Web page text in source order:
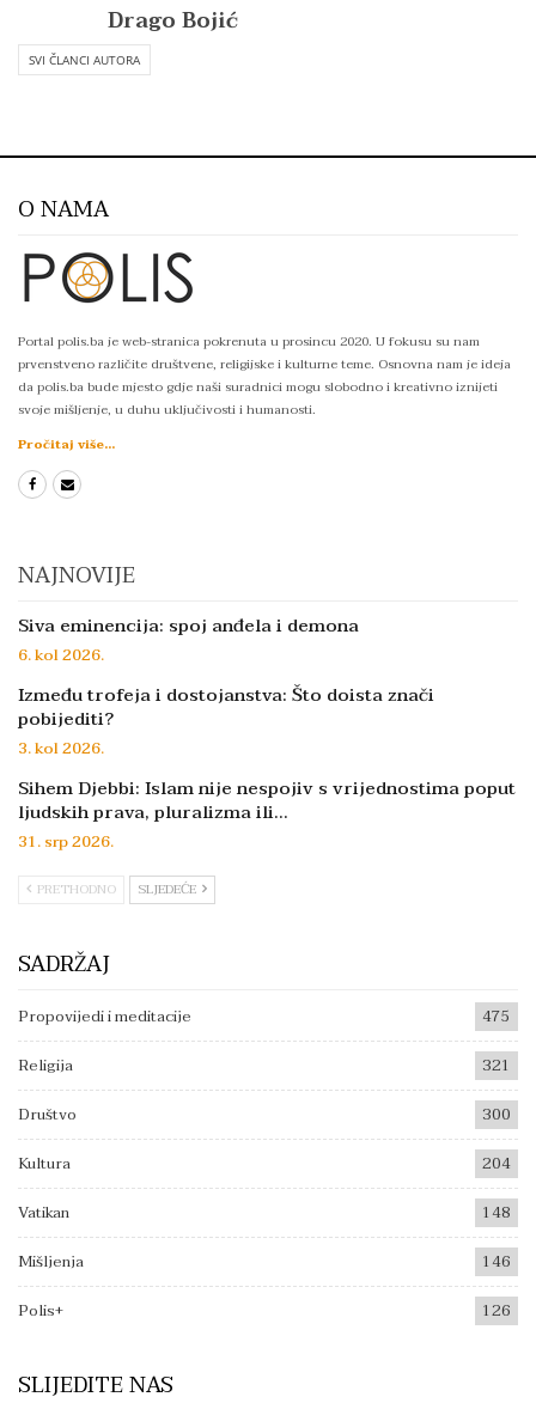
Drago Bojić
SVI ČLANCI AUTORA
O NAMA
Portal polis.ba je web-stranica pokrenuta u prosincu 2020. U fokusu su nam
prvenstveno različite društvene, religijske i kulturne teme. Osnovna nam je ideja
da polis.ba bude mjesto gdje naši suradnici mogu slobodno i kreativno iznijeti
svoje mišljenje, u duhu uključivosti i humanosti.
Pročitaj više...
NAJNOVIJE
Siva eminencija: spoj anđela i demona
6. kol 2026.
Između trofeja i dostojanstva: Što doista znači
pobijediti?
3. kol 2026.
Sihem Djebbi: Islam nije nespojiv s vrijednostima poput
ljudskih prava, pluralizma ili…
31. srp 2026.
PRETHODNO SLJEDEĆE
SADRŽAJ
Propovijedi i meditacije
475
Religija
321
Društvo
300
Kultura
204
Vatikan
148
Mišljenja
146
Polis+
126
SLIJEDITE NAS